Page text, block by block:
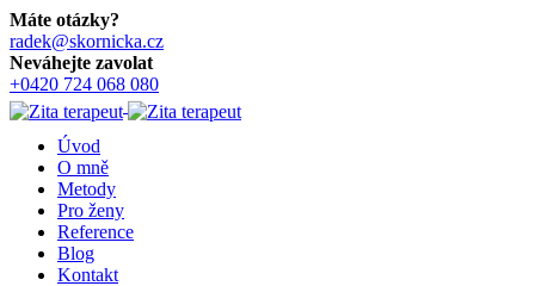
Máte otázky?
radek@skornicka.cz
Neváhejte zavolat
+0420 724 068 080
Úvod
O mně
Metody
Pro ženy
Reference
Blog
Kontakt